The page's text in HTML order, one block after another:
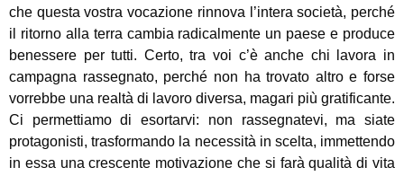
che questa vostra vocazione rinnova l’intera società, perché
il ritorno alla terra cambia radicalmente un paese e produce
benessere per tutti. Certo, tra voi c’è anche chi lavora in
campagna rassegnato, perché non ha trovato altro e forse
vorrebbe una realtà di lavoro diversa, magari più gratificante.
Ci permettiamo di esortarvi: non rassegnatevi, ma siate
protagonisti, trasformando la necessità in scelta, immettendo
in essa una crescente motivazione che si farà qualità di vita